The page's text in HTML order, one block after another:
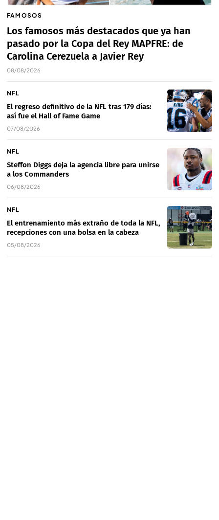
FAMOSOS
Los famosos más destacados que ya han
pasado por la Copa del Rey MAPFRE: de
Carolina Cerezuela a Javier Rey
08/08/2026
NFL
El regreso definitivo de la NFL tras 179 días:
así fue el Hall of Fame Game
07/08/2026
NFL
Steffon Diggs deja la agencia libre para unirse
a los Commanders
06/08/2026
NFL
El entrenamiento más extraño de toda la NFL,
recepciones con una bolsa en la cabeza
05/08/2026